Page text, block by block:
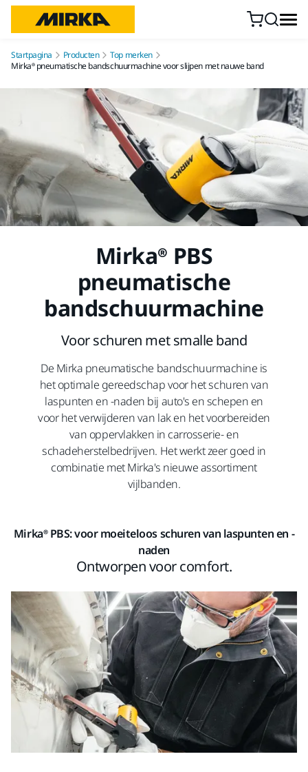
Doorgaan naar inhoud
Startpagina Producten
Top merken
Mirka® pneumatische bandschuurmachine voor slijpen met nauwe band
Mirka® PBS
pneumatische
bandschuurmachine
Voor schuren met smalle band
De Mirka pneumatische bandschuurmachine is
het optimale gereedschap voor het schuren van
laspunten en -naden bij auto's en schepen en
voor het verwijderen van lak en het voorbereiden
van oppervlakken in carrosserie- en
schadeherstelbedrijven. Het werkt zeer goed in
combinatie met Mirka's nieuwe assortiment
vijlbanden.
Mirka® PBS: voor moeiteloos schuren van laspunten en -
naden
Ontworpen voor comfort.